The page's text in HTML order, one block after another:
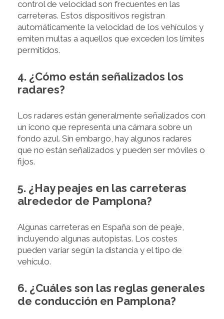
control de velocidad son frecuentes en las
carreteras. Estos dispositivos registran
automáticamente la velocidad de los vehículos y
emiten multas a aquellos que exceden los límites
permitidos.
4. ¿Cómo están señalizados los
radares?
Los radares están generalmente señalizados con
un icono que representa una cámara sobre un
fondo azul. Sin embargo, hay algunos radares
que no están señalizados y pueden ser móviles o
fijos.
5. ¿Hay peajes en las carreteras
alrededor de Pamplona?
Algunas carreteras en España son de peaje,
incluyendo algunas autopistas. Los costes
pueden variar según la distancia y el tipo de
vehículo.
6. ¿Cuáles son las reglas generales
de conducción en Pamplona?